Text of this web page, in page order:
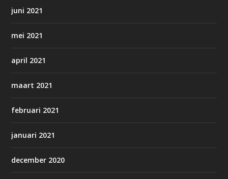
juni 2021
mei 2021
april 2021
maart 2021
februari 2021
januari 2021
december 2020